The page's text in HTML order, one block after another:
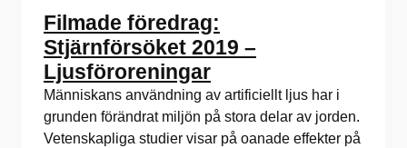
Filmade föredrag:
Stjärnförsöket 2019 –
Ljusföroreningar
Människans användning av artificiellt ljus har i
grunden förändrat miljön på stora delar av jorden.
Vetenskapliga studier visar på oanade effekter på